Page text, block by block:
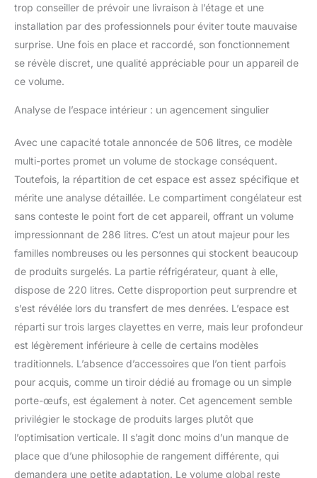
de dégivrage grâce à la
formation de givre à 0%
Grâce à la technologie
Total No Frost de LG, l’air
est distribué
formation de givre ne se
aucun dégivrage n’est
nécessaire et la
consommation d’énergie
est constamment égale
LINEARCooling : cette
technologie fonctionne
avec un algorithme qui
réduit les fluctuations de
température à l'intérieur
du réfrigérateur à ± 0,5
°C
trop conseiller de prévoir une livraison à l’étage et une
installation par des professionnels pour éviter toute mauvaise
surprise. Une fois en place et raccordé, son fonctionnement
se révèle discret, une qualité appréciable pour un appareil de
ce volume.
Analyse de l’espace intérieur : un agencement singulier
Avec une capacité totale annoncée de 506 litres, ce modèle
multi-portes promet un volume de stockage conséquent.
Toutefois, la répartition de cet espace est assez spécifique et
mérite une analyse détaillée. Le compartiment congélateur est
sans conteste le point fort de cet appareil, offrant un volume
impressionnant de 286 litres. C’est un atout majeur pour les
familles nombreuses ou les personnes qui stockent beaucoup
de produits surgelés. La partie réfrigérateur, quant à elle,
dispose de 220 litres. Cette disproportion peut surprendre et
s’est révélée lors du transfert de mes denrées. L’espace est
réparti sur trois larges clayettes en verre, mais leur profondeur
est légèrement inférieure à celle de certains modèles
traditionnels. L’absence d’accessoires que l’on tient parfois
pour acquis, comme un tiroir dédié au fromage ou un simple
porte-œufs, est également à noter. Cet agencement semble
privilégier le stockage de produits larges plutôt que
l’optimisation verticale. Il s’agit donc moins d’un manque de
place que d’une philosophie de rangement différente, qui
demandera une petite adaptation. Le volume global reste